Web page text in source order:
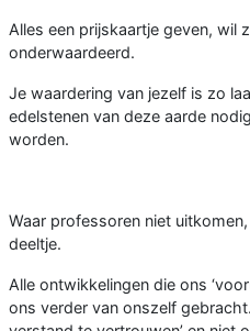
Alles een prijskaartje geven, wil
onderwaardeerd.
Je waardering van jezelf is zo
edelstenen van deze aarde
worden.
Waar professoren niet
deeltje.
Alle ontwikkelingen die ons
ons verder van onszelf